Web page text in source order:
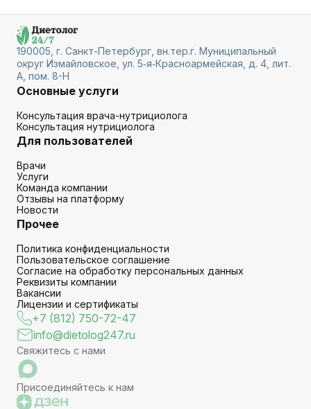
190005, г. Санкт-Петербург, вн.тер.г. Муниципальный
округ Измайловское, ул. 5‑я‑Красноармейская, д. 4, лит.
А, пом. 8-Н
Основные услуги
Консультация врача-нутрициолога
Консультация нутрициолога
Для пользователей
Врачи
Услуги
Команда компании
Отзывы на платформу
Новости
Прочее
Политика конфиденциальности
Пользовательское соглашение
Согласие на обработку персональных данных
Реквизиты компании
Вакансии
Лицензии и сертификаты
+7 (812) 750-72-47
info@dietolog247.ru
Свяжитесь с нами
Присоединяйтесь к нам